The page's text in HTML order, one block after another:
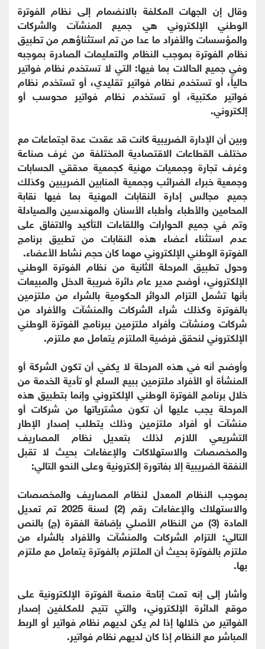
وقال إن الجهات المكلفة بالانضمام إلى نظام الفوترة
الوطني الإلكتروني هي جميع المنشآت والشركات
والمؤسسات والأفراد ما عدا من تم استثناؤهم من تطبيق
نظام الفوترة بموجب النظام والتعليمات الصادرة بموجبه
وفي جميع الحالات بما فيها: التي لا تستخدم نظام فواتير
حالياً، أو تستخدم نظام فواتير تقليدي، أو تستخدم نظام
فواتير مكتبية، أو تستخدم نظام فواتير محوسب أو
إلكتروني.
وبين أن الإدارة الضريبية كانت قد عقدت عدة اجتماعات مع
مختلف القطاعات الاقتصادية المختلفة من غرف صناعة
وغرف تجارة وجمعيات مهنية كجمعية مدققي الحسابات
وجمعية خبراء الضرائب وجمعية المنابين الضريبين وكذلك
جميع مجالس إدارة النقابات المهنية بما فيها نقابة
المحامين والأطباء وأطباء الأسنان والمهندسين والصيادلة
وتم في جميع الحوارات واللقاءات التأكيد والاتفاق على
عدم استثناء أعضاء هذه النقابات من تطبيق برنامج
الفوترة الوطني الإلكتروني مهما كان حجم نشاط الأعضاء.
وحول تطبيق المرحلة الثانية من نظام الفوترة الوطني
الإلكتروني، أوضح مدير عام دائرة ضريبة الدخل والمبيعات
بأنها تشمل التزام الدوائر الحكومية بالشراء من ملتزمين
بالفوترة وكذلك شراء الشركات والمنشآت والأفراد من
شركات ومنشآت وأفراد ملتزمين ببرنامج الفوترة الوطني
الإلكتروني لنحقق فرضية الملتزم يتعامل مع ملتزم.
وأوضح أنه في هذه المرحلة لا يكفي أن تكون الشركة أو
المنشأة أو الأفراد ملتزمين ببيع السلع أو تأدية الخدمة من
خلال برنامج الفوترة الوطني الإلكتروني وإنما بتطبيق هذه
المرحلة يجب عليها أن تكون مشترياتها من شركات أو
منشآت أو أفراد ملتزمين وذلك يتطلب إصدار الإطار
التشريعي اللازم لذلك بتعديل نظام المصاريف
والمخصصات والاستهلاكات والإعفاءات بحيث لا تقبل
النفقة الضريبية إلا بفاتورة إلكترونية وعلى النحو التالي:
بموجب النظام المعدل لنظام المصاريف والمخصصات
والاستهلاك والإعفاءات رقم (2) لسنة 2025 تم تعديل
المادة (3) من النظام الأصلي بإضافة الفقرة (ج) بالنص
التالي: التزام الشركات والمنشآت والأفراد بالشراء من
ملتزم بالفوترة بحيث أن الملتزم بالفوترة يتعامل مع ملتزم
بها.
وأشار إلى إنه تمت إتاحة منصة الفوترة الإلكترونية على
موقع الدائرة الإلكتروني، والتي تتيح للمكلفين إصدار
الفواتير من خلالها إذا لم يكن لديهم نظام فواتير أو الربط
المباشر مع النظام إذا كان لديهم نظام فواتير.